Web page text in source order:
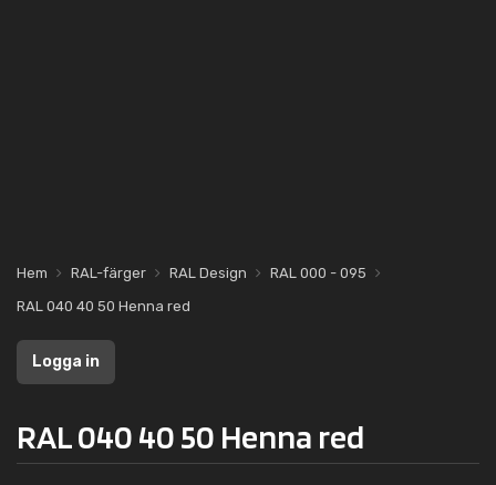
Hem RAL-färger RAL Design
RAL 000 - 095
RAL 040 40 50 Henna red
Logga in
RAL 040 40 50 Henna red